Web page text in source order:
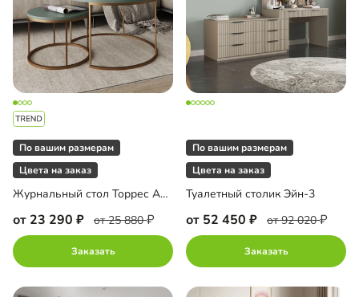
По вашим размерам
Цвета на заказ
Журнальный стол Торрес Арнави
от 23 290 от 25 880
Заказать
По вашим размерам
Цвета на заказ
Туалетный столик Эйн-3
от 52 450 от 92 020
Заказать